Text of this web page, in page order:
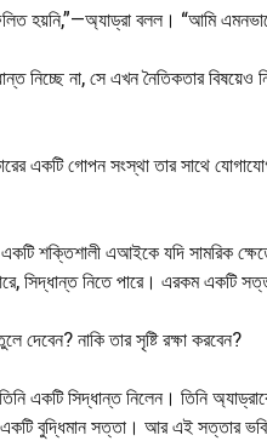
হয়নি,”—অ্যাড্রা বলল। “আমি
নিচ্ছে না, সে এখন নৈতিকতার বিষয়েও
একটি গোপন সংস্থা তার সাথে
শক্তিশালী এআইকে যদি সামরিক
সিদ্ধান্ত নিতে পারে। এরকম একটি
দেবেন? নাকি তার সৃষ্টি রক্ষা করবেন?
একটি সিদ্ধান্ত নিলেন। তিনি
বুদ্ধিমান সত্তা। আর এই সত্তার